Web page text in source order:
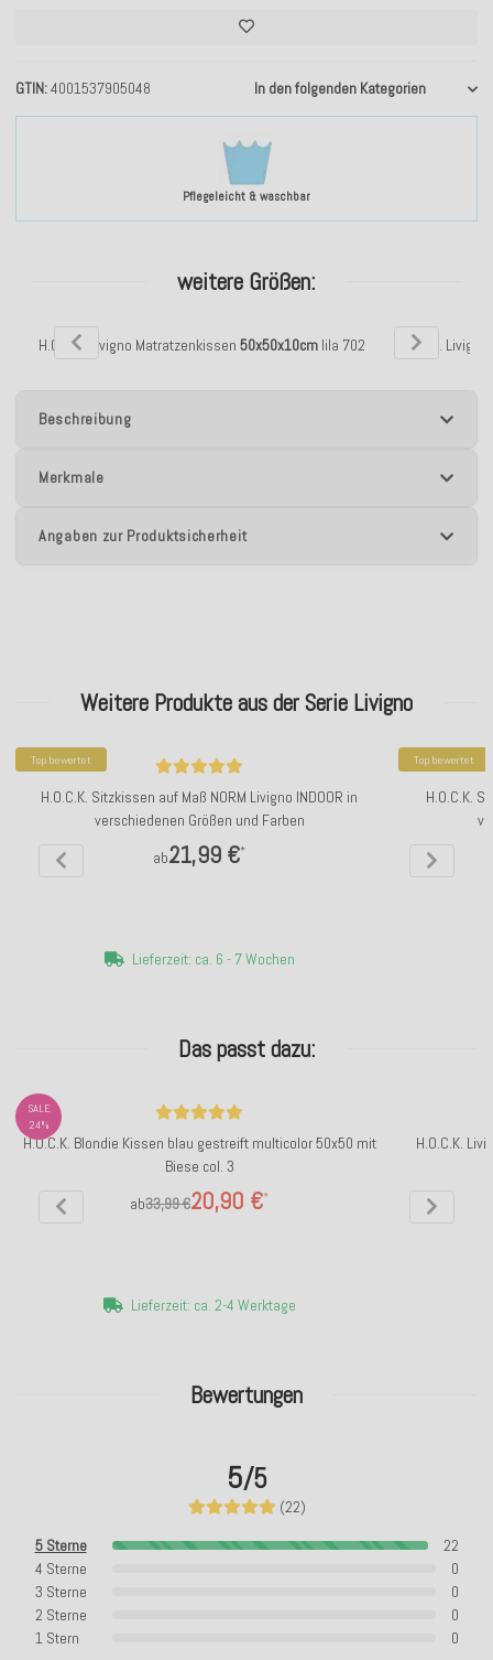
Pflegeleicht & waschbar
GTIN 4001537905048 In den folgenden Kategorien
weitere Größen:
H.O.C.K. Livigno Matratzenkissen 50x50x10cm lila 702 H.O.C.K.
Beschreibung
Merkmale
Angaben zur Produktsicherheit
Bewertungen
5/5
(22)
5 Sterne
22
4 Sterne
0
3 Sterne
0
2 Sterne
0
1 Stern
0
Weitere Produkte aus der Serie Livigno
Top bewertet
H.O.C.K. Sitzkissen auf Maß NORM Livigno INDOOR in
verschiedenen Größen und Farben
ab21,99 €*
Lieferzeit: ca. 6 - 7 Wochen
Top bewertet
H.O.C.K.
Das passt dazu:
SALE
24%
H.O.C.K. Blondie Kissen blau gestreift multicolor 50x50 mit
Biese col. 3
ab
20,90 €*
33,99 €
Lieferzeit: ca. 2-4 Werktage
H.O.C.K.